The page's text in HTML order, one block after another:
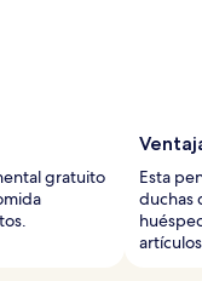
gratuito
Esta
duchas